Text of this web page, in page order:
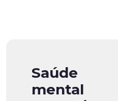
Saúde
mental